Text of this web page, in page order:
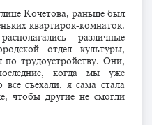
Кочетова, раньше был
квартирок-комнаток.
различные
отдел культуры,
по трудоустройству. Они,
когда мы уже
съехали, я сама стала
чтобы другие не смогли